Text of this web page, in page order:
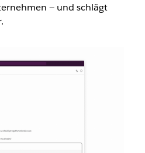
— und schlägt